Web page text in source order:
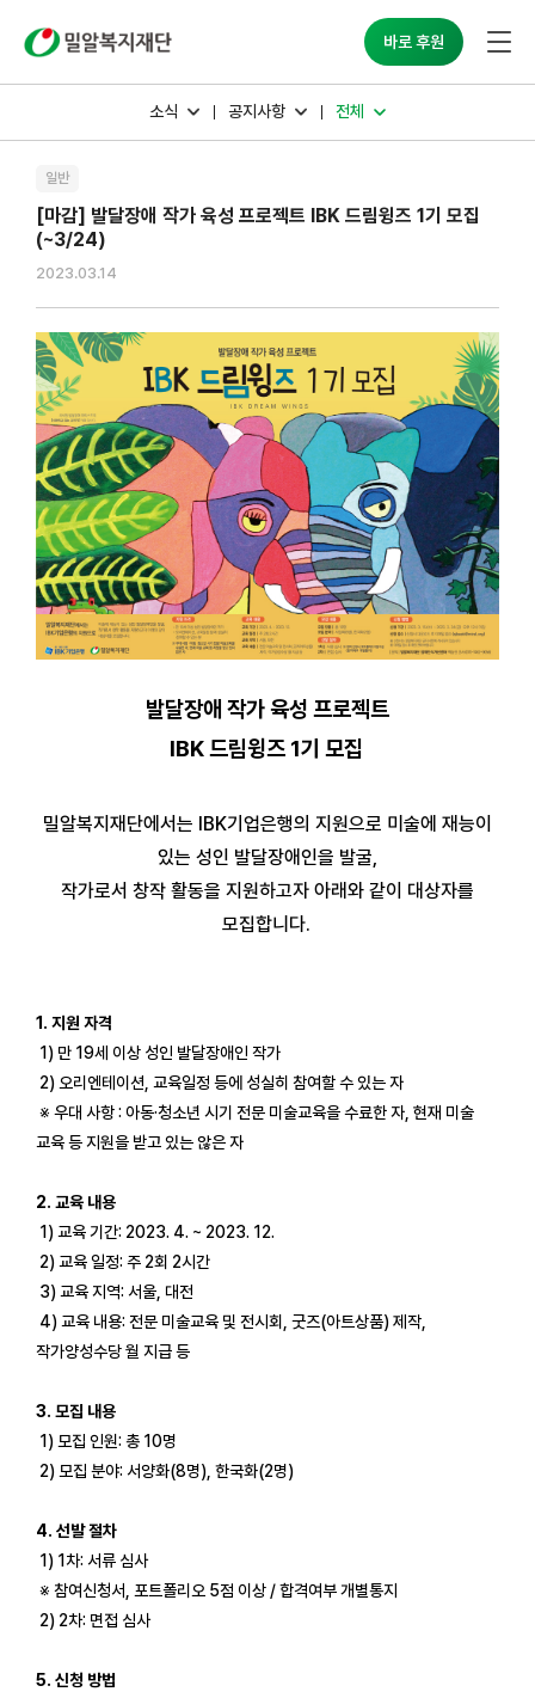
바로 후원
소식 공지사항 전체
일반
[마감] 발달장애 작가 육성 프로젝트 IBK 드림윙즈 1기 모집
(~3/24)
2023.03.14
발달장애 작가 육성 프로젝트
IBK 드림윙즈 1기 모집
밀알복지재단에서는 IBK기업은행의 지원으로 미술에 재능이
있는 성인 발달장애인을 발굴,
작가로서 창작 활동을 지원하고자 아래와 같이 대상자를
모집합니다.
1. 지원 자격
1) 만 19세 이상 성인 발달장애인 작가
2) 오리엔테이션, 교육일정 등에 성실히 참여할 수 있는 자
※ 우대 사항 : 아동·청소년 시기 전문 미술교육을 수료한 자, 현재 미술
교육 등 지원을 받고 있는 않은 자
2. 교육 내용
1) 교육 기간: 2023. 4. ~ 2023. 12.
2) 교육 일정: 주 2회 2시간
3) 교육 지역: 서울, 대전
4) 교육 내용: 전문 미술교육 및 전시회, 굿즈(아트상품) 제작,
작가양성수당 월 지급 등
3. 모집 내용
1) 모집 인원: 총 10명
2) 모집 분야: 서양화(8명), 한국화(2명)
4. 선발 절차
1) 1차: 서류 심사
※ 참여신청서, 포트폴리오 5점 이상 / 합격여부 개별통지
2) 2차: 면접 심사
5. 신청 방법